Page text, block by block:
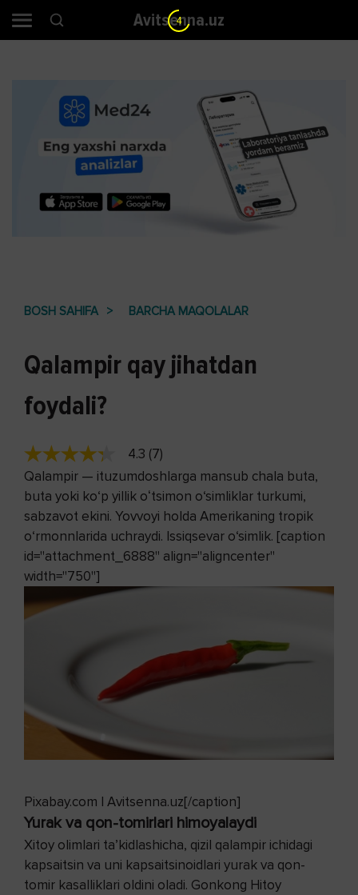
Avitsenna.uz
BOSH SAHIFA BARCHA MAQOLALAR
Qalampir qay jihatdan
foydali?
4.3 (7)
Qalampir — ituzumdoshlarga mansub chala buta,
buta yoki ko‘p yillik oʻtsimon o‘simliklar turkumi,
sabzavot ekini. Yovvoyi holda Amerikaning tropik
o‘rmonnlarida uchraydi. Issiqsevar o‘simlik. [caption
id="attachment_6888" align="aligncenter"
width="750"]
Pixabay.com | Avitsenna.uz[/caption]
Yurak va qon-tomirlari himoyalaydi
Xitoy olimlari ta’kidlashicha, qizil qalampir ichidagi
kapsaitsin va uni kapsaitsinoidlari yurak va qon-
tomir kasalliklari oldini oladi. Gonkong Hitoy
3